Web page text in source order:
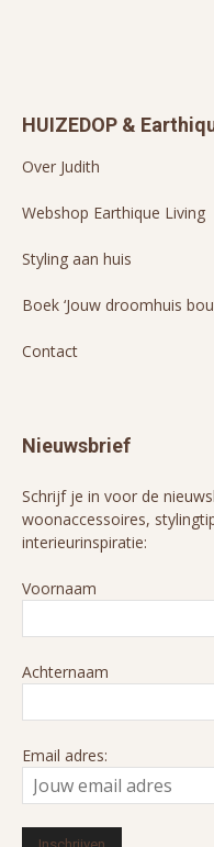
HUIZEDOP &
Over Judith
Webshop Earthique Living
Styling aan huis
Boek ‘Jouw droomhuis
Contact
Nieuwsbrief
Schrijf je in voor de
woonaccessoires,
interieurinspiratie:
Voornaam
Achternaam
Email adres: